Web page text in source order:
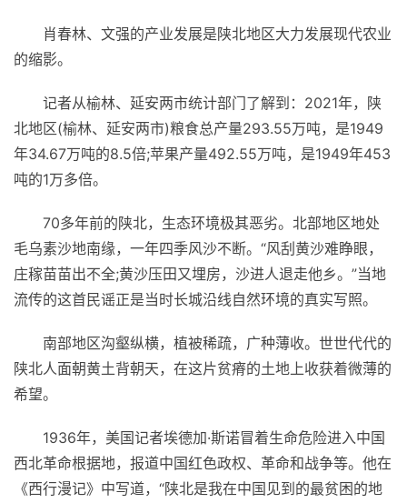
肖春林、文强的产业发展是陕北地区大力发展现代农业
的缩影。
记者从榆林、延安两市统计部门了解到：2021年，陕
北地区(榆林、延安两市)粮食总产量293.55万吨，是1949
年34.67万吨的8.5倍;苹果产量492.55万吨，是1949年453
吨的1万多倍。
70多年前的陕北，生态环境极其恶劣。北部地区地处
毛乌素沙地南缘，一年四季风沙不断。“风刮黄沙难睁眼，
庄稼苗苗出不全;黄沙压田又埋房，沙进人退走他乡。”当地
流传的这首民谣正是当时长城沿线自然环境的真实写照。
南部地区沟壑纵横，植被稀疏，广种薄收。世世代代的
陕北人面朝黄土背朝天，在这片贫瘠的土地上收获着微薄的
希望。
1936年，美国记者埃德加·斯诺冒着生命危险进入中国
西北革命根据地，报道中国红色政权、革命和战争等。他在
《西行漫记》中写道，“陕北是我在中国见到的最贫困的地